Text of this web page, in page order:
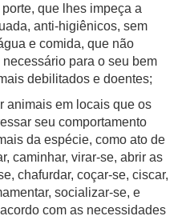
que lhes impeça a
anti-higiênicos, sem
e comida, que não
para o seu bem
debilitados e doentes;
animais em locais que os
seu comportamento
da espécie, como ato de
caminhar, virar-se, abrir as
chafurdar, coçar-se, ciscar,
socializar-se, e
com as necessidades